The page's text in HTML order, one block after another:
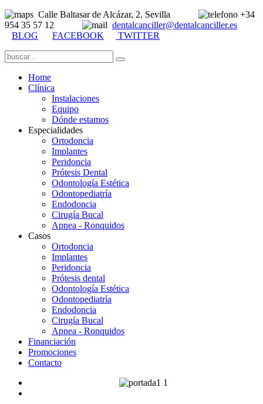
Calle Baltasar de Alcázar, 2. Sevilla
+34
954 35 57 12
dentalcanciller@dentalcanciller.es
BLOG
FACEBOOK TWITTER
Home
Clínica
Instalaciones
Equipo
Dónde estamos
Especialidades
Ortodoncia
Implantes
Peridoncia
Prótesis Dental
Odontología Estética
Odontopediatría
Endodoncia
Cirugía Bucal
Apnea - Ronquidos
Casos
Ortodoncia
Implantes
Peridoncia
Prótesis dental
Odontología Estética
Odontopediatría
Endodoncia
Cirugía Bucal
Apnea - Ronquidos
Financiación
Promociones
Contacto